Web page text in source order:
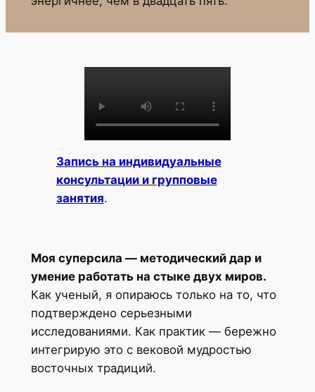
Запись на индивидуальные
консультации и групповые
занятия.
Моя суперсила — методический дар и
умение работать на стыке двух миров.
Как ученый, я опираюсь только на то, что
подтверждено серьезными
исследованиями. Как практик — бережно
интегрирую это с вековой мудростью
восточных традиций.